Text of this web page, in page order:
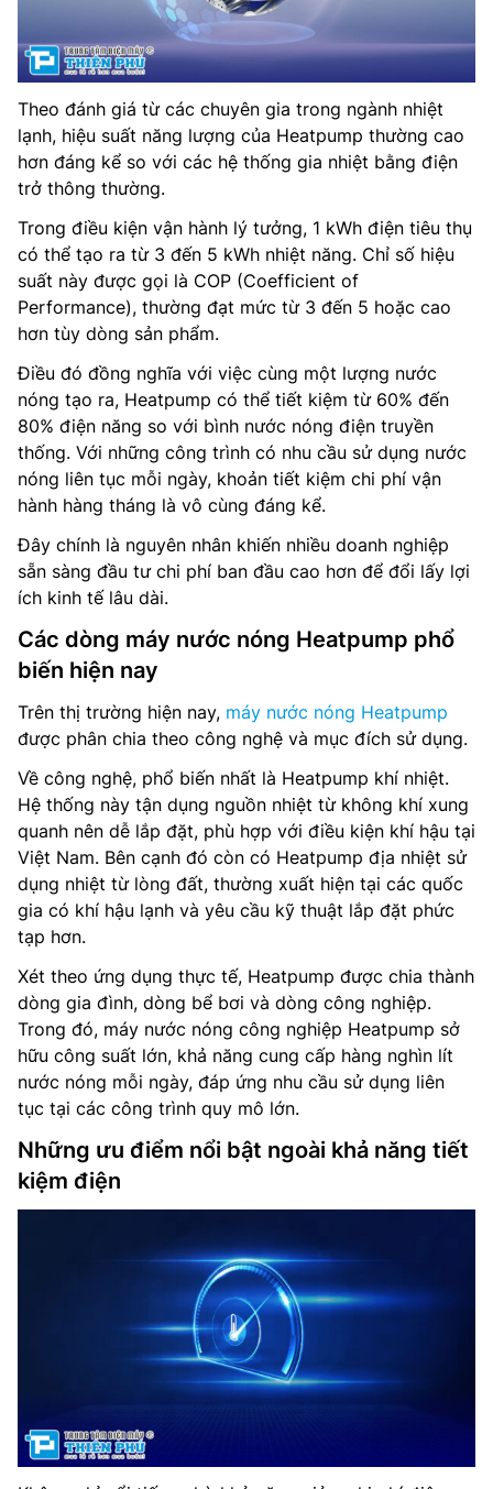
Theo đánh giá từ các chuyên gia trong ngành nhiệt
lạnh, hiệu suất năng lượng của Heatpump thường cao
hơn đáng kể so với các hệ thống gia nhiệt bằng điện
trở thông thường.
Trong điều kiện vận hành lý tưởng, 1 kWh điện tiêu thụ
có thể tạo ra từ 3 đến 5 kWh nhiệt năng. Chỉ số hiệu
suất này được gọi là COP (Coefficient of
Performance), thường đạt mức từ 3 đến 5 hoặc cao
hơn tùy dòng sản phẩm.
Điều đó đồng nghĩa với việc cùng một lượng nước
nóng tạo ra, Heatpump có thể tiết kiệm từ 60% đến
80% điện năng so với bình nước nóng điện truyền
thống. Với những công trình có nhu cầu sử dụng nước
nóng liên tục mỗi ngày, khoản tiết kiệm chi phí vận
hành hàng tháng là vô cùng đáng kể.
Đây chính là nguyên nhân khiến nhiều doanh nghiệp
sẵn sàng đầu tư chi phí ban đầu cao hơn để đổi lấy lợi
ích kinh tế lâu dài.
Các dòng máy nước nóng Heatpump phổ
biến hiện nay
Trên thị trường hiện nay, máy nước nóng Heatpump
được phân chia theo công nghệ và mục đích sử dụng.
Về công nghệ, phổ biến nhất là Heatpump khí nhiệt.
Hệ thống này tận dụng nguồn nhiệt từ không khí xung
quanh nên dễ lắp đặt, phù hợp với điều kiện khí hậu tại
Việt Nam. Bên cạnh đó còn có Heatpump địa nhiệt sử
dụng nhiệt từ lòng đất, thường xuất hiện tại các quốc
gia có khí hậu lạnh và yêu cầu kỹ thuật lắp đặt phức
tạp hơn.
Xét theo ứng dụng thực tế, Heatpump được chia thành
dòng gia đình, dòng bể bơi và dòng công nghiệp.
Trong đó, máy nước nóng công nghiệp Heatpump sở
hữu công suất lớn, khả năng cung cấp hàng nghìn lít
nước nóng mỗi ngày, đáp ứng nhu cầu sử dụng liên
tục tại các công trình quy mô lớn.
Những ưu điểm nổi bật ngoài khả năng tiết
kiệm điện